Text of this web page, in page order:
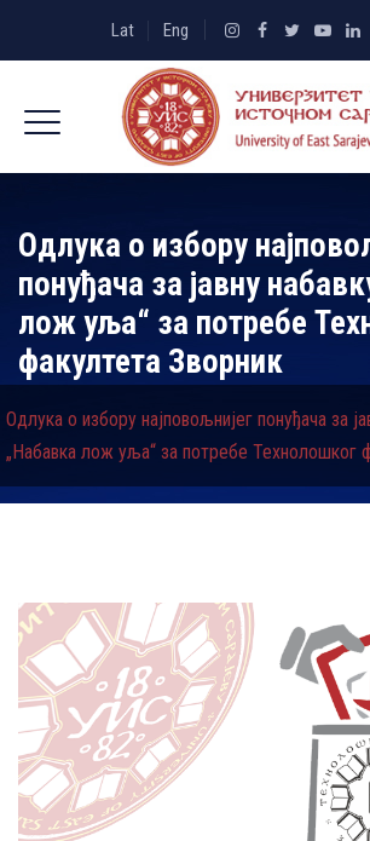
Lat Eng
Одлука о избору
понуђача за јавну
лож уља“ за потребе
факултета Зворник
Одлука о избору најповољнијег понуђача за
„Набавка лож уља“ за потребе Технолошког